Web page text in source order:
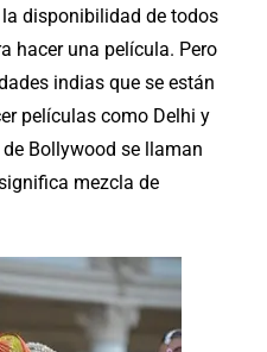
ladisponibilidad de todos
hacer una película. Pero
indias que se están
películas como Delhi y
Bollywood se llaman
mezcla de